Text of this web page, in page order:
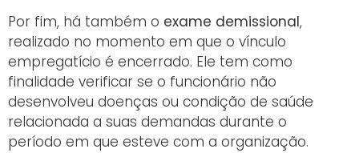
Por fim, há também o exame demissional,
realizado no momento em que o vínculo
empregatício é encerrado. Ele tem como
finalidade verificar se o funcionário não
desenvolveu doenças ou condição de saúde
relacionada a suas demandas durante o
período em que esteve com a organização.